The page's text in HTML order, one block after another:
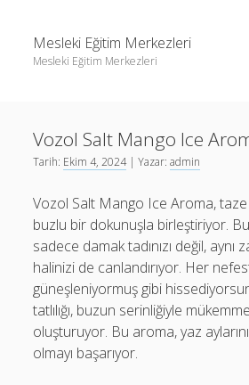
Mesleki Eğitim Merkezleri
Mesleki Eğitim Merkezleri
Liste
Sayfa Listesi
Threads Beğeni Arttırma
Twitter Gizli Hesaba Nasıl Bakılır
Liste
Sayfa Listesi
Threads Beğeni Arttırma
Twitter Gizli Hesaba Nasıl Bakılır
Vozol Salt Mango Ice
Tarih: Ekim 4, 2024| Yazar:admin
Vozol Salt Mango Ice Aroma, taze
buzlu bir dokunuşla birleştiriyor.
sadece damak tadınızı değil, aynı
halinizi de canlandırıyor. Her
güneşleniyormuş gibi
tatlılığı, buzun serinliğiyle
oluşturuyor. Bu aroma, yaz
olmayı başarıyor.